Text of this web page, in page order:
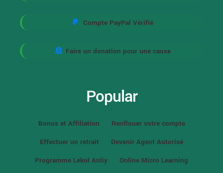
Compte PayPal Vérifié
Faire un donation pour une cause
Popular
Bonus et Affiliation
Renflouer votre compte
Effectuer un retrait
Devenir Agent Autorisé
Programme Lekol Anliy
Online Micro Learning